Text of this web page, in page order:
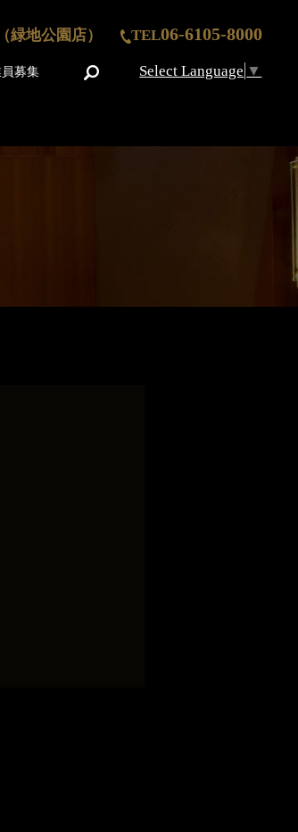
緑地公園店） TEL06-6105-8000
Select Language ▼
募集